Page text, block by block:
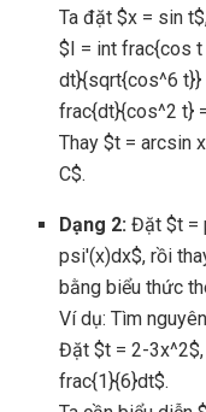
Ta đặt $x = sin
$I = int frac{cos
dt}{sqrt{cos^6
frac{dt}{cos^2 t}
Thay $t = arcsin
C$.
Dạng 2: Đặt $t =
psi'(x)dx$, rồi
bằng biểu thức
Ví dụ: Tìm
Đặt $t = 2-
frac{1}{6}dt$.